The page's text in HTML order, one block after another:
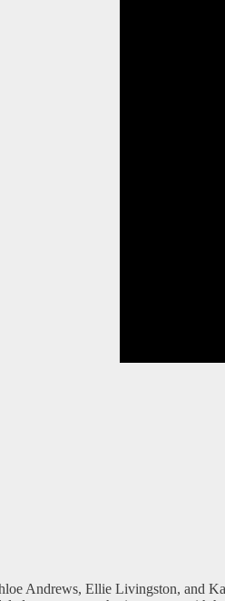
Andrews, Ellie Livingston, and